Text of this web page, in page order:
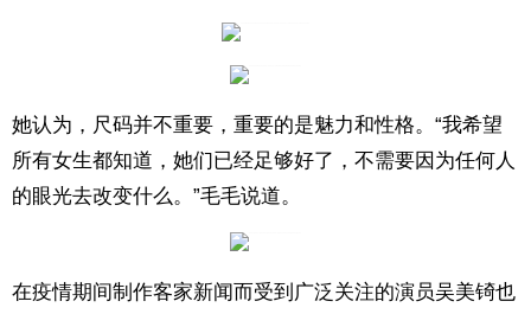
她认为，尺码并不重要，重要的是魅力和性格。“我希望
所有女生都知道，她们已经足够好了，不需要因为任何人
的眼光去改变什么。”毛毛说道。
在疫情期间制作客家新闻而受到广泛关注的演员吴美锜也